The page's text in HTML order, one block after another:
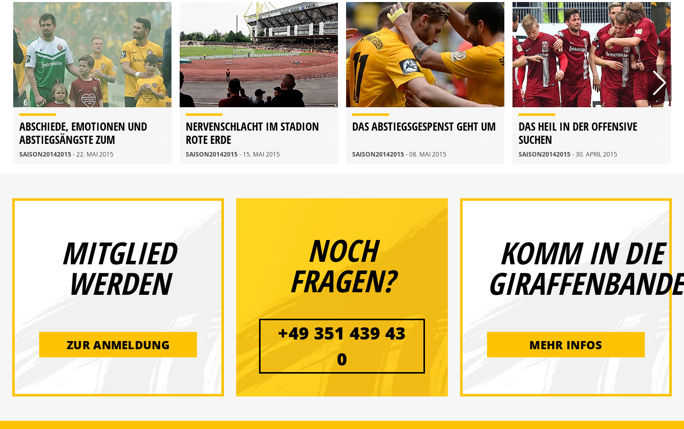
ABSCHIEDE, EMOTIONEN UND
ABSTIEGSÄNGSTE ZUM
SAISONFINALE
SAISON20142015- 22. MAI 2015
NERVENSCHLACHT IM STADION
ROTE ERDE
SAISON20142015- 15. MAI 2015
DAS ABSTIEGSGESPENST GEHT UM
SAISON20142015- 08. MAI 2015
DAS HEIL IN DER OFFENSIVE
SUCHEN
SAISON20142015- 30. APRIL 2015
MITGLIED
WERDEN
ZUR ANMELDUNG
NOCH
FRAGEN?
+49 351 439 43
0
KOMM IN DIE
GIRAFFENBANDE
MEHR INFOS